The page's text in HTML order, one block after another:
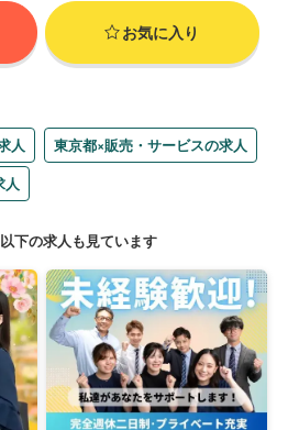
お気に入り
人
東京都×販売・サービスの求人
人
下の求人も見ています